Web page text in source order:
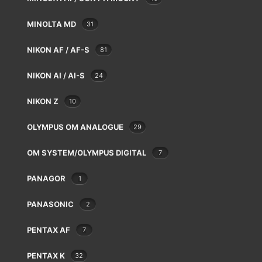
MINOLTA MD 31
NIKON AF / AF-S 81
NIKON AI / AI-S 24
NIKON Z 10
OLYMPUS OM ANALOGUE 29
OM SYSTEM/OLYMPUS DIGITAL 7
PANAGOR 1
PANASONIC 2
PENTAX AF 7
PENTAX K 32
54 route d’Esch L-1470 Luxembourg
+352 44 42 89
Samedi 9:30 à 17:00
MODE DE PAIEMENT